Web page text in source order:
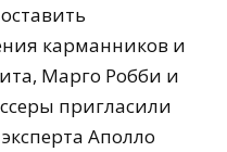
карманников и
Марго Робби и
пригласили
Аполло